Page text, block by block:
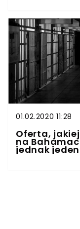
01.02.2020 11:28
Oferta, jakiej
na
jednak